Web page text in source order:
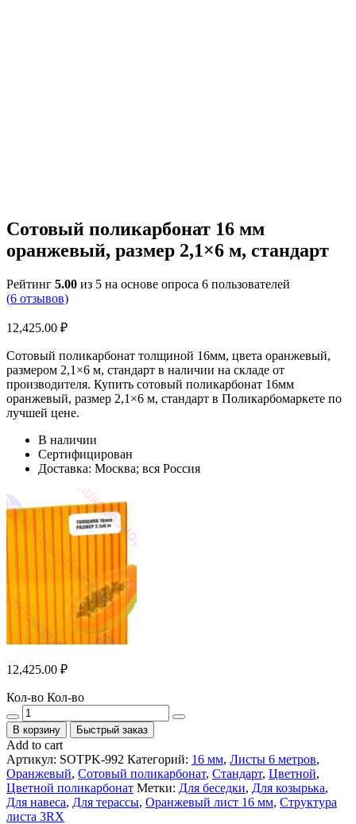
Сотовый поликарбонат 16 мм
оранжевый, размер 2,1×6 м, стандарт
Рейтинг 5.00 из 5 на основе опроса 6 пользователей
(6 отзывов)
12,425.00 ₽
Сотовый поликарбонат толщиной 16мм, цвета оранжевый,
размером 2,1×6 м, стандарт в наличии на складе от
производителя. Купить сотовый поликарбонат 16мм
оранжевый, размер 2,1×6 м, стандарт в Поликарбомаркете по
лучшей цене.
В наличии
Сертифицирован
Доставка: Москва; вся Россия
12,425.00 ₽
Кол-во Кол-во
В корзину Быстрый заказ
Add to cart
Артикул: SOTPK-992 Категорий: 16 мм, Листы 6 метров,
Оранжевый, Сотовый поликарбонат, Стандарт, Цветной,
Цветной поликарбонат Метки: Для беседки, Для козырька,
Для навеса, Для терассы, Оранжевый лист 16 мм, Структура
листа 3RX